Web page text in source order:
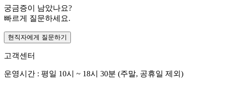
궁금증이 남았나요?
빠르게 질문하세요.
현직자에게 질문하기
고객센터
운영시간 : 평일 10시 ~ 18시 30분 (주말, 공휴일 제외)